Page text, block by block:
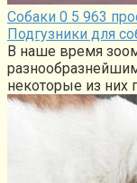
Собаки 0 5 963
Подгузники для
В наше время
некоторые из них